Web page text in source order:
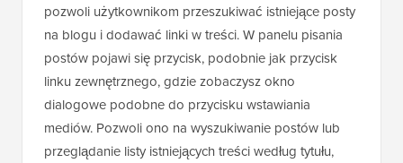
pozwoli użytkownikom przeszukiwać istniejące posty
na blogu i dodawać linki w treści. W panelu pisania
postów pojawi się przycisk, podobnie jak przycisk
linku zewnętrznego, gdzie zobaczysz okno
dialogowe podobne do przycisku wstawiania
mediów. Pozwoli ono na wyszukiwanie postów lub
przeglądanie listy istniejących treści według tytułu,